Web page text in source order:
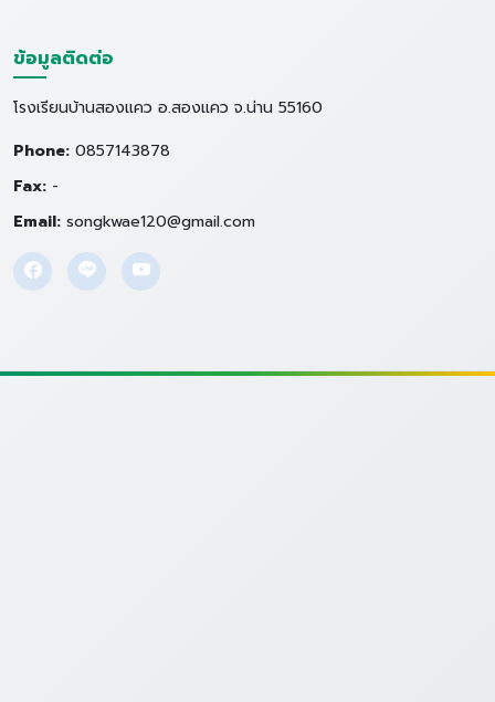
ข้อมูลติดต่อ
โรงเรียนบ้านสองแคว อ.สองแคว จ.น่าน 55160
Phone: 0857143878
Fax: -
Email: songkwae120@gmail.com